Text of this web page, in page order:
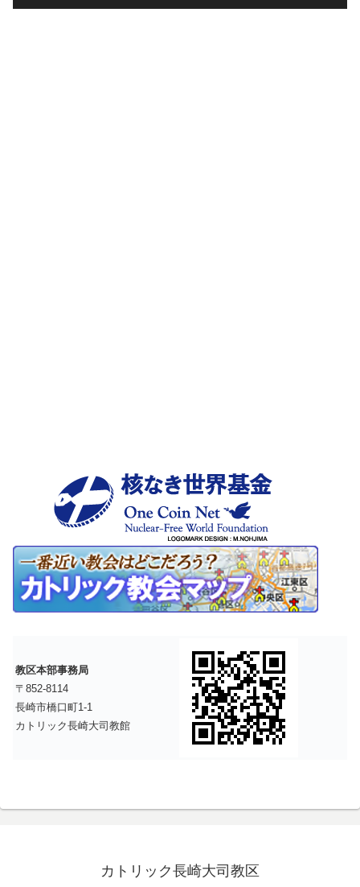
声
教区本部事務局
〒852-8114
長崎市橋口町1-1
カトリック長崎大司教館
カトリック長崎大司教区